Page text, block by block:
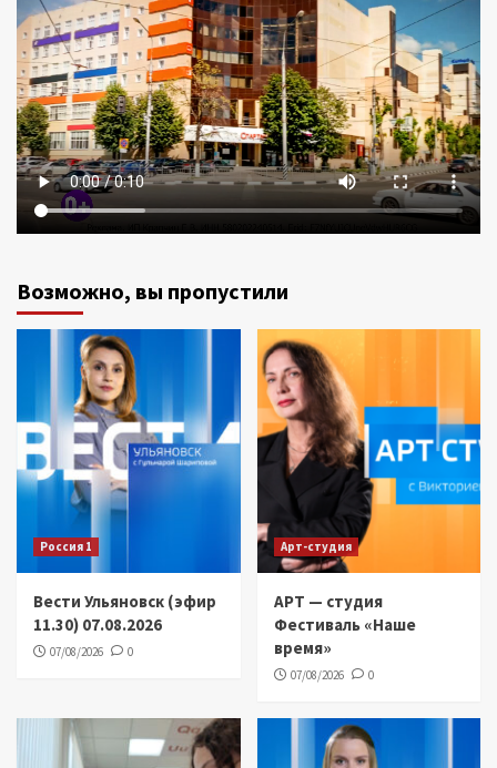
Возможно, вы пропустили
Россия 1
Вести Ульяновск (эфир
11.30) 07.08.2026
07/08/2026 0
Арт-студия
АРТ — студия
Фестиваль «Наше
время»
07/08/2026 0